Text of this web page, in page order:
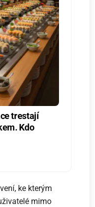
trestají
Kdo
ke kterým
mimo